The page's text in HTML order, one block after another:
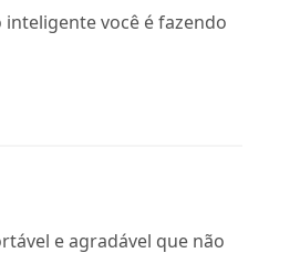
você é fazendo
e agradável que não